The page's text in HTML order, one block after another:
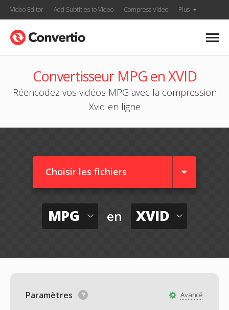
Video Editor Add Subtitles to Video Compress Video Plus
Convertisseur MPG en XVID
Réencodez vos vidéos MPG avec la compression
Xvid en ligne
Choisir les fichiers
MPG en XVID
Avancé
Paramètres